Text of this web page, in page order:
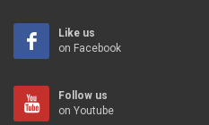
Like us
on Facebook
Follow us
on Youtube